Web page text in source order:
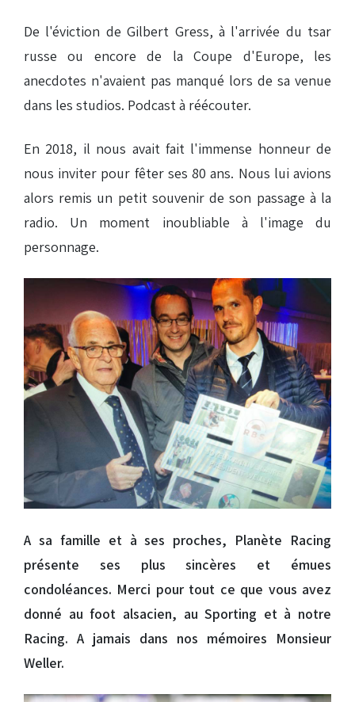
De l'éviction de Gilbert Gress, à l'arrivée du tsar
russe ou encore de la Coupe d'Europe, les
anecdotes n'avaient pas manqué lors de sa venue
dans les studios. Podcast à réécouter.
En 2018, il nous avait fait l'immense honneur de
nous inviter pour fêter ses 80 ans. Nous lui avions
alors remis un petit souvenir de son passage à la
radio. Un moment inoubliable à l'image du
personnage.
A sa famille et à ses proches, Planète Racing
présente ses plus sincères et émues
condoléances. Merci pour tout ce que vous avez
donné au foot alsacien, au Sporting et à notre
Racing. A jamais dans nos mémoires Monsieur
Weller.